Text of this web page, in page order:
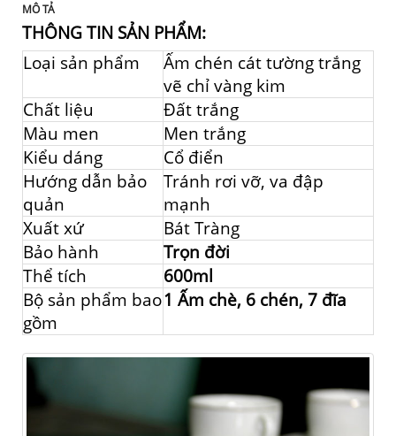
MÔ TẢ
THÔNG TIN SẢN PHẨM:
Loại sản phẩm
Ấm chén cát tường trắng
vẽ chỉ vàng kim
Chất liệu
Đất trắng
Màu men
Men trắng
Kiểu dáng
Cổ điển
Hướng dẫn bảo
quản
Tránh rơi vỡ, va đập
mạnh
Xuất xứ
Bát Tràng
Bảo hành
Trọn đời
Thể tích
600ml
Bộ sản phẩm bao
gồm
1 Ấm chè, 6 chén, 7 đĩa